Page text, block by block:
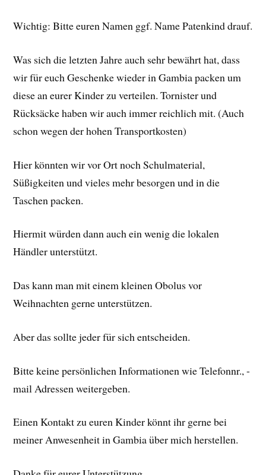
Wichtig: Bitte euren Namen ggf. Name Patenkind drauf.
Was sich die letzten Jahre auch sehr bewährt hat, dass
wir für euch Geschenke wieder in Gambia packen um
diese an eurer Kinder zu verteilen. Tornister und
Rücksäcke haben wir auch immer reichlich mit. (Auch
schon wegen der hohen Transportkosten)
Hier könnten wir vor Ort noch Schulmaterial,
Süßigkeiten und vieles mehr besorgen und in die
Taschen packen.
Hiermit würden dann auch ein wenig die lokalen
Händler unterstützt.
Das kann man mit einem kleinen Obolus vor
Weihnachten gerne unterstützen.
Aber das sollte jeder für sich entscheiden.
Bitte keine persönlichen Informationen wie Telefonnr., -
mail Adressen weitergeben.
Einen Kontakt zu euren Kinder könnt ihr gerne bei
meiner Anwesenheit in Gambia über mich herstellen.